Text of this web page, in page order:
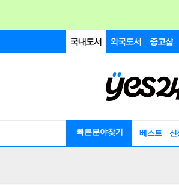
국내도서 외국도서 중고샵
빠른분야찾기 베스트 신